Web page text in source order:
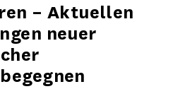
– Aktuellen
neuer